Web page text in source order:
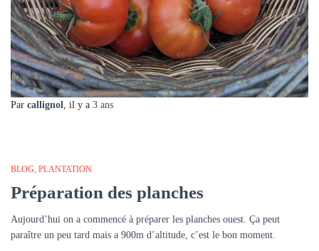
Par callignol , il y a 3 ans
BLOG PLANTATION
Préparation des planches
Aujourd’hui on a commencé à préparer les planches ouest. Ça peut
paraître un peu tard mais a 900m d’altitude, c’est le bon moment.